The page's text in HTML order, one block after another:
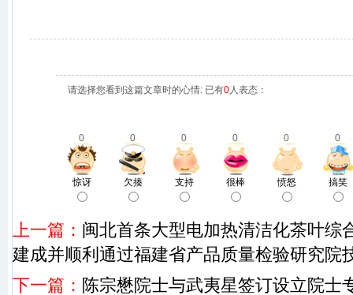
请选择您看到这篇文章时的心情: 已有0人表态：
0 0 0 0 0 0
惊讶 欠揍 支持 很棒 愤怒 搞笑
上一篇： 闽北首条大型电加热清洁化茶叶综
建成并顺利通过福建省产品质量检验研究院
下一篇： 陈宗懋院士与武夷星签订设立院士